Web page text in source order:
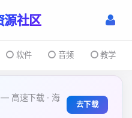
软件 音频 教学
— 高速下载 · 海
去下载